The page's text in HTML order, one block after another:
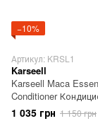
−10%
Артикул: KRSL1
Karseell
Karseell Maca
Conditioner
восстанавливающий
1 035 грн 1 150 грн